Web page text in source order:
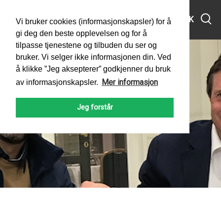
Vi bruker cookies (informasjonskapsler) for å
gi deg den beste opplevelsen og for å
tilpasse tjenestene og tilbuden du ser og
bruker. Vi selger ikke informasjonen din. Ved
å klikke ”Jeg aksepterer” godkjenner du bruk
av informasjonskapsler.
Mer informasjon
Jeg forstår
MENY SØK